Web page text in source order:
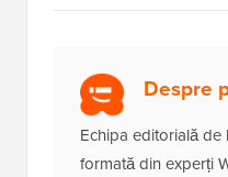
Despre
Echipa editorială de
formată din experți